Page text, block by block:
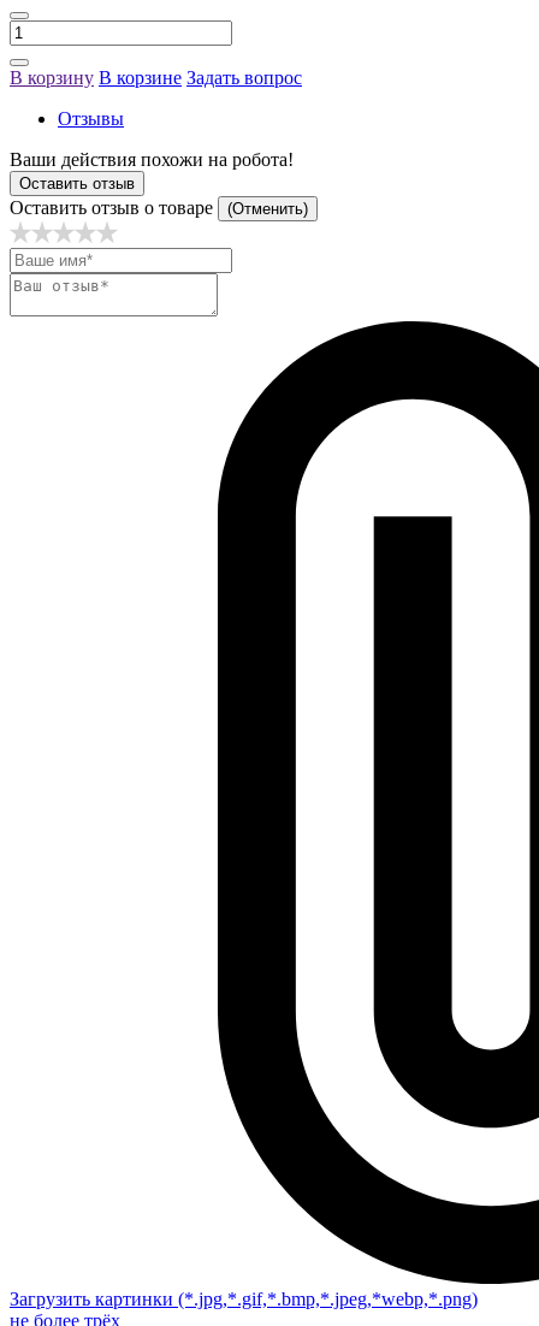
В корзину В корзине Задать вопрос
Отзывы
Ваши действия похожи на робота!
Оставить отзыв
Оставить отзыв о товаре (Отменить)
Загрузить картинки (*.jpg,*.gif,*.bmp,*.jpeg,*webp,*.png)
не более трёх